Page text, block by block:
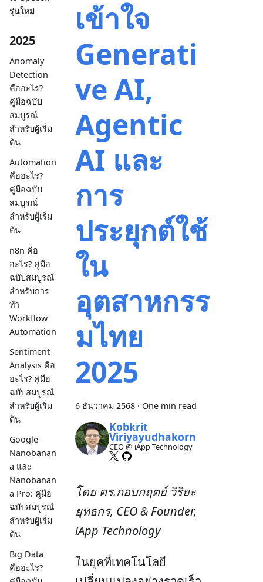
รุ่นใหม่
2025
Anomaly
Detection
คืออะไร?
คู่มือฉบับ
สมบูรณ์
สำหรับผู้เริ่ม
ต้น
Automation
คืออะไร?
คู่มือฉบับ
สมบูรณ์
สำหรับผู้เริ่ม
ต้น
n8n คือ
อะไร? คู่มือ
ฉบับสมบูรณ์
สำหรับการ
ทำ
Workflow
Automation
Sentiment
Analysis คือ
อะไร? คู่มือ
ฉบับสมบูรณ์
สำหรับผู้เริ่ม
ต้น
Google
Nanobanan
a และ
Nanobanan
a Pro: คู่มือ
ฉบับสมบูรณ์
สำหรับผู้เริ่ม
ต้น
Big Data
คืออะไร?
เข้าใจ
Generati
ve AI,
Agentic
AI และ
การ
ประยุกต์ใช้
ใน
อุตสาหกรร
มไทย
2025
6 ธันวาคม 2568 · One min read
Kobkrit
Viriyayudhakorn
CEO @ iApp Technology
โดย ดร.กอบกฤตย์ วิริยะ
ยุทธกร, CEO & Founder,
iApp Technology
ในยุคที่เทคโนโลยี